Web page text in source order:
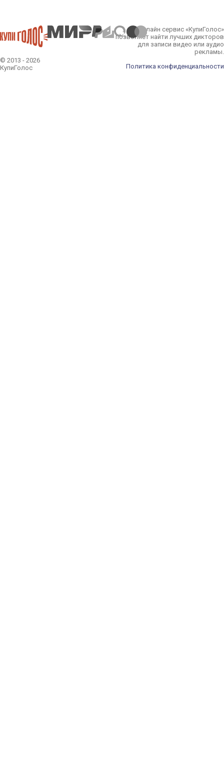
© 2013 - 2026
КупиГолос
Онлайн сервис «КупиГолос»
позволяет найти лучших дикторов
для записи видео или аудио
рекламы.
Политика конфиденциальности